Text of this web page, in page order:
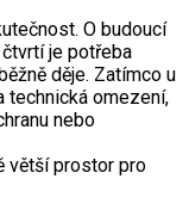
O budoucí
je potřeba
děje. Zatímco u
technická omezení,
nebo
větší prostor pro